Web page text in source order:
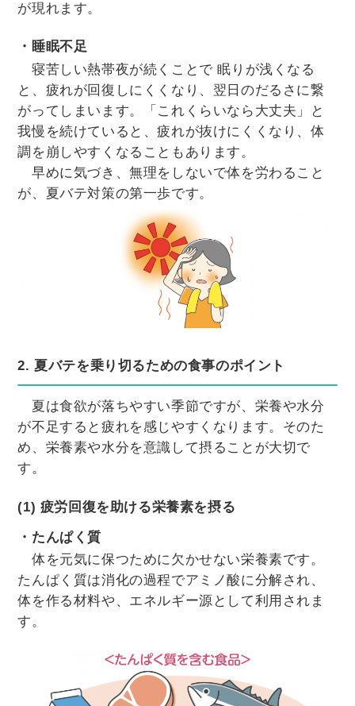
が現れます。
・睡眠不足
寝苦しい熱帯夜が続くことで 眠りが浅くなる
と、疲れが回復しにくくなり、翌日のだるさに繋
がってしまいます。「これくらいなら大丈夫」と
我慢を続けていると、疲れが抜けにくくなり、体
調を崩しやすくなることもあります。
早めに気づき、無理をしないで体を労わること
が、夏バテ対策の第一歩です。
2. 夏バテを乗り切るための食事のポイント
夏は食欲が落ちやすい季節ですが、栄養や水分
が不足すると疲れを感じやすくなります。そのた
め、栄養素や水分を意識して摂ることが大切で
す。
(1) 疲労回復を助ける栄養素を摂る
・たんぱく質
体を元気に保つために欠かせない栄養素です。
たんぱく質は消化の過程でアミノ酸に分解され、
体を作る材料や、エネルギー源として利用されま
す。